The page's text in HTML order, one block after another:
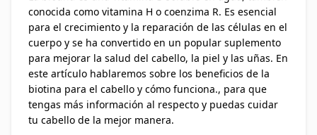
conocida como vitamina H o coenzima R. Es esencial
para el crecimiento y la reparación de las células en el
cuerpo y se ha convertido en un popular suplemento
para mejorar la salud del cabello, la piel y las uñas. En
este artículo hablaremos sobre los beneficios de la
biotina para el cabello y cómo funciona., para que
tengas más información al respecto y puedas cuidar
tu cabello de la mejor manera.